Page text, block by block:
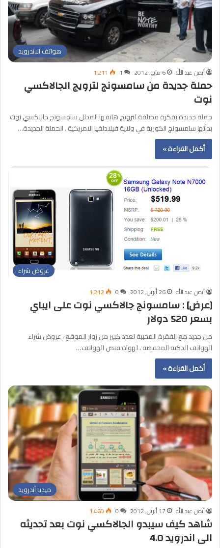
هواتف الاندرويد
أيمن عبد الله 6 مايو, 2012 1 1٬211
حملة جديدة من سامسونج لترويج الجالاكسي
نوت
حملة جديدة بفكرة مختلفة لترويج هاتفها المدلل سامسونج جالاكسي نوت
بدأتها سامسونج الكورية في ولاية فيلادلفيا الامريكية . الحملة الجديدة…
أكمل القراءة »
عروض شراء
أيمن عبد الله 26 أبريل, 2012 0 1٬212
[عرض] : سامسونج جالاكسي نوت على ايباي
بسعر 520 دولار
من جديد مع الفقرة المحببة لعدد كبير من زوار الموقع ، عروض شراء
الهواتف الذكية المخفضة ، لهواة قنص الهواتف…
أكمل القراءة »
ميديا أندرويد
أيمن عبد الله 17 أبريل, 2012 0 1٬460
شاهد كيف سيبدو الجالاكسي نوت بعد تحديثه
الى اندرويد 4.0